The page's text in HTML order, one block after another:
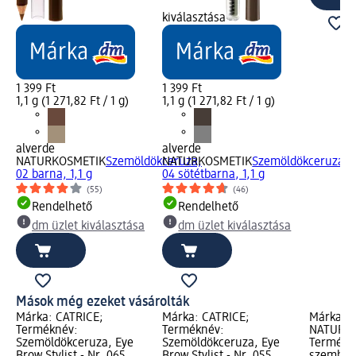
1 399 Ft
1,1 g (1 271,82 Ft / 1 g)
alverde
NATURKOSMETIKSzemöldökceruza,
02 barna, 1,1 g
(55)
Rendelhető
dm üzlet kiválasztása
kiválasztása
1 399 Ft
1,1 g (1 271,82 Ft / 1 g)
alverde
NATURKOSMETIKSzemöldökceruza,
04 sötétbarna, 1,1 g
(46)
Rendelhető
dm üzlet kiválasztása
Mások még ezeket vásárolták
Márka: CATRICE;
Terméknév:
Szemöldökceruza, Eye
Márka: CATRICE;
Terméknév:
Szemöldökceruza, Eye
Márka: